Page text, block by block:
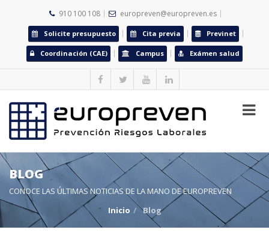
910 100 108 europreven@europreven.es
Solicite presupuesto Cita previa Previnet
Coordinación (CAE) Campus Exámen salud
BLOG
CONOCE LAS ÚLTIMAS NOTICIAS DE LA MANO DE EUROPREVEN
Inicio
Blog